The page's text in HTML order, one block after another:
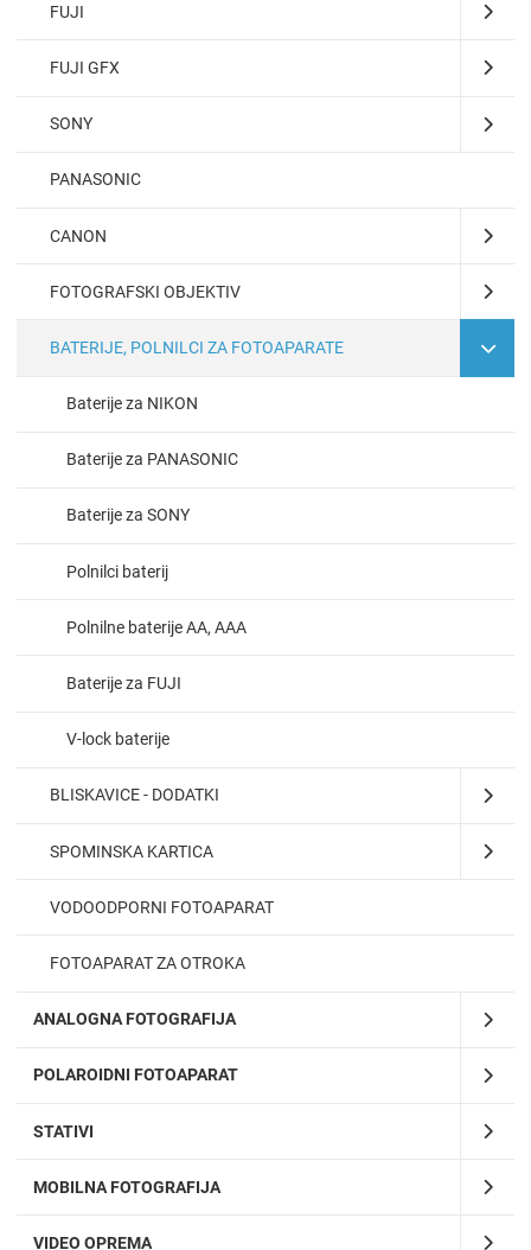
FUJI
FUJI GFX
SONY
PANASONIC
CANON
FOTOGRAFSKI OBJEKTIV
BATERIJE, POLNILCI ZA FOTOAPARATE
Baterije za NIKON
Baterije za PANASONIC
Baterije za SONY
Polnilci baterij
Polnilne baterije AA, AAA
Baterije za FUJI
V-lock baterije
BLISKAVICE - DODATKI
SPOMINSKA KARTICA
VODOODPORNI FOTOAPARAT
FOTOAPARAT ZA OTROKA
ANALOGNA FOTOGRAFIJA
POLAROIDNI FOTOAPARAT
STATIVI
MOBILNA FOTOGRAFIJA
VIDEO OPREMA